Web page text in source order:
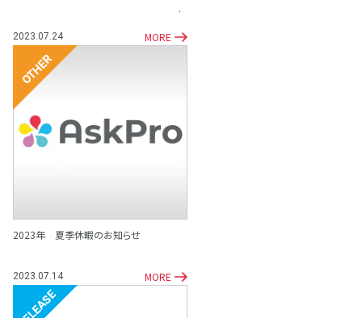
2023.07.24 MORE
その他
2023年 夏季休暇のお知らせ
2023.07.14 MORE